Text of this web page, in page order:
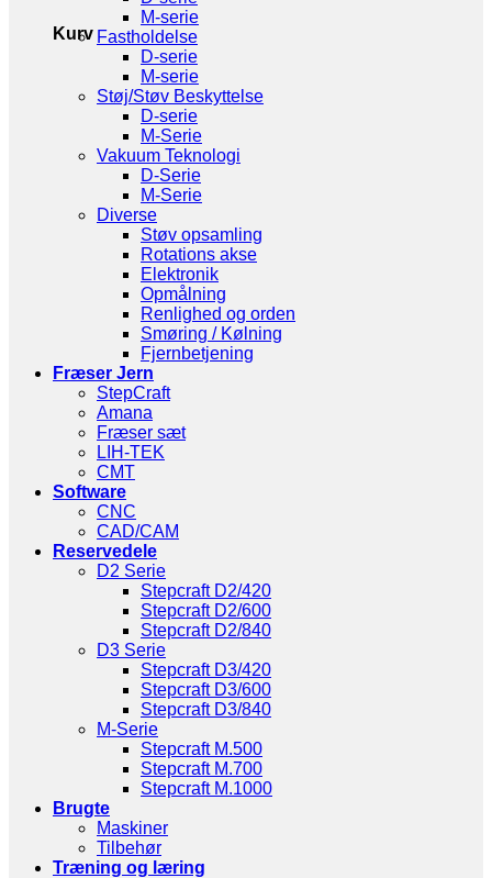
Kurv
M-serie
Fastholdelse
D-serie
M-serie
Støj/Støv Beskyttelse
D-serie
M-Serie
Vakuum Teknologi
D-Serie
M-Serie
Diverse
Støv opsamling
Rotations akse
Elektronik
Opmålning
Renlighed og orden
Smøring / Kølning
Fjernbetjening
Fræser Jern
StepCraft
Amana
Fræser sæt
LIH-TEK
CMT
Software
CNC
CAD/CAM
Reservedele
D2 Serie
Stepcraft D2/420
Stepcraft D2/600
Stepcraft D2/840
D3 Serie
Stepcraft D3/420
Stepcraft D3/600
Stepcraft D3/840
M-Serie
Stepcraft M.500
Stepcraft M.700
Stepcraft M.1000
Brugte
Maskiner
Tilbehør
Træning og læring